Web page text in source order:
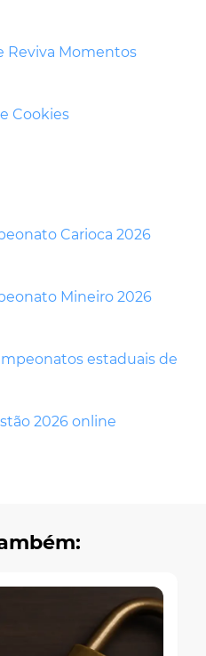
Reviva Momentos
Cookies
Carioca 2026
Mineiro 2026
estaduais de
2026 online